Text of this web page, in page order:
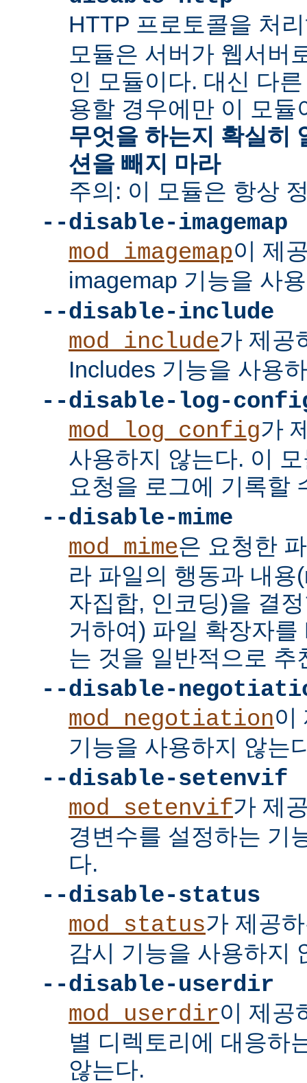
HTTP 프로토콜을 처
모듈은 서버가 웹서버
인 모듈이다. 대신 다
용할 경우에만 이 모
무엇을 하는지 확실히
션을 빼지 마라
주의: 이 모듈은 항상
--disable-imagemap
mod_imagemap이 제
imagemap 기능을 사
--disable-include
mod_include가 제공
Includes 기능을 사용
--disable-log-
mod_log_config가
사용하지 않는다. 이
요청을 로그에 기록할
--disable-mime
mod_mime은 요청한
라 파일의 행동과 내용
자집합, 인코딩)을 결
거하여) 파일 확장자
는 것을 일반적으로 추
--disable-
mod_negotiation이
기능을 사용하지 않는
--disable-setenvif
mod_setenvif가 제
경변수를 설정하는 기
다.
--disable-status
mod_status가 제공
감시 기능을 사용하지
--disable-userdir
mod_userdir이 제공
별 디렉토리에 대응하
않는다.